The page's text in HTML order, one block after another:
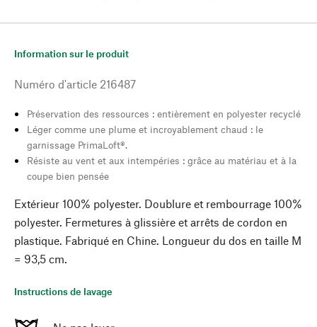
Information sur le produit
Numéro d'article 216487
Préservation des ressources : entièrement en polyester recyclé
Léger comme une plume et incroyablement chaud : le
garnissage PrimaLoft®.
Résiste au vent et aux intempéries : grâce au matériau et à la
coupe bien pensée
Extérieur 100% polyester. Doublure et rembourrage 100%
polyester. Fermetures à glissière et arrêts de cordon en
plastique. Fabriqué en Chine. Longueur du dos en taille M
= 93,5 cm.
Instructions de lavage